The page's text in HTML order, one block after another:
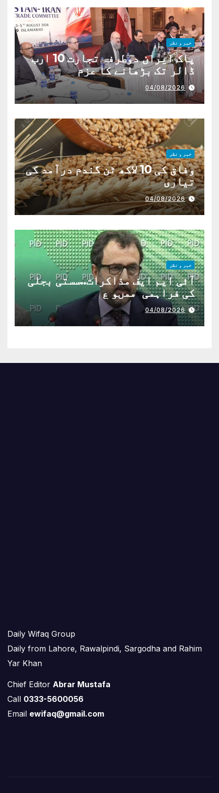
خبر و نظر
پاک ایران دوطرفہ تجارت 10 ارب
ڈالر تک بڑھانے کا عزم
04/08/2026
خبر و نظر
وفاق کی 10 لاکھ ٹن گندم درآمد کی
تیاری
04/08/2026
خبر و نظر
آئی ایم ایف مذاکرات..سستی بجلی
کی فراہمی ممںو ع
04/08/2026
Daily Wifaq Group
Daily from Lahore, Rawalpindi, Sargodha and Rahim
Yar Khan
Chief Editor Abrar Mustafa
Call 0333-5600056
Email ewifaq@gmail.com